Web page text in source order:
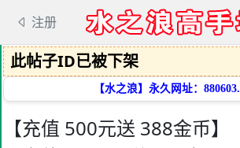
注册
此帖子ID已被下架
【水之浪】永久网址：
【充值 500元送 388金币】